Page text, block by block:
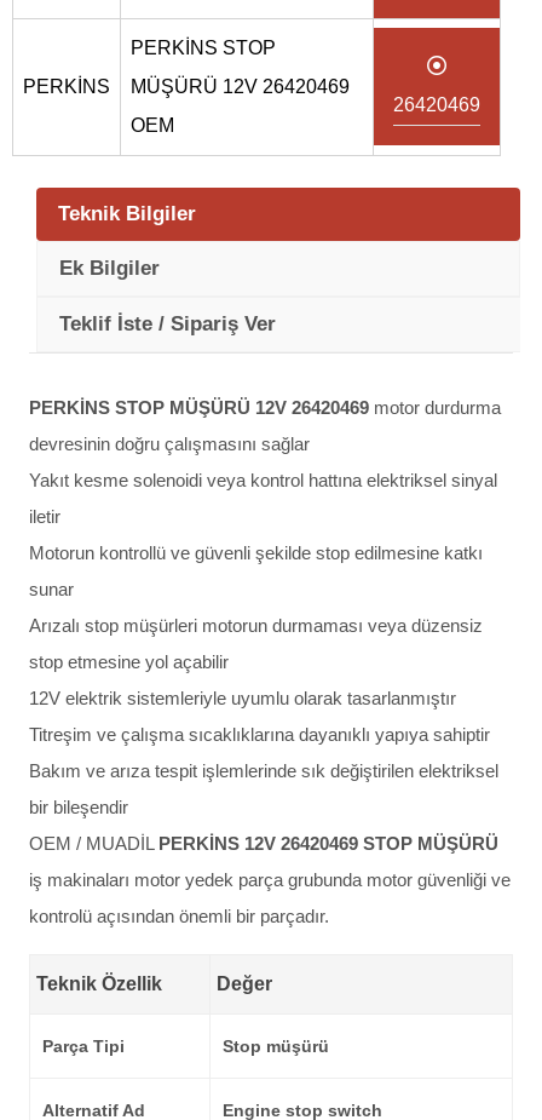
PERKİNS
PERKİNS STOP
MÜŞÜRÜ 12V 26420469
OEM
26420469
Teknik Bilgiler
Ek Bilgiler
Teklif İste / Sipariş Ver
PERKİNS STOP MÜŞÜRÜ 12V 26420469 motor durdurma
devresinin doğru çalışmasını sağlar
Yakıt kesme solenoidi veya kontrol hattına elektriksel sinyal
iletir
Motorun kontrollü ve güvenli şekilde stop edilmesine katkı
sunar
Arızalı stop müşürleri motorun durmaması veya düzensiz
stop etmesine yol açabilir
12V elektrik sistemleriyle uyumlu olarak tasarlanmıştır
Titreşim ve çalışma sıcaklıklarına dayanıklı yapıya sahiptir
Bakım ve arıza tespit işlemlerinde sık değiştirilen elektriksel
bir bileşendir
OEM / MUADİL PERKİNS 12V 26420469 STOP MÜŞÜRÜ
iş makinaları motor yedek parça grubunda motor güvenliği ve
kontrolü açısından önemli bir parçadır.
Teknik Özellik Değer
Parça Tipi Stop müşürü
Alternatif Ad Engine stop switch